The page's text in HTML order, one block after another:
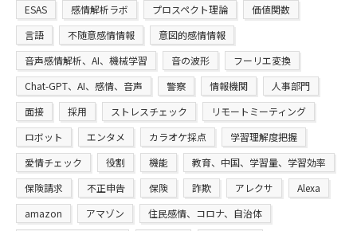
ESAS
感情解析ラボ プロスペクト理論
価値関数
言語
不随意感情情報
意図的感情情報
音声感情解析、AI、機械学習
音の波形
フーリエ変換
Chat-GPT、AI、感情、音声
警察 情報機関
人事部門
面接
採用 ストレスチェック
リモートミーティング
ロボット
エンタメ カラオケ採点
学習理解度把握
愛情チェック
役割 機能
教育、中国、学習量、学習効率
保険請求
不正申告 保険 詐欺 アレクサ
Alexa
amazon
アマゾン
住民感情、コロナ、自治体